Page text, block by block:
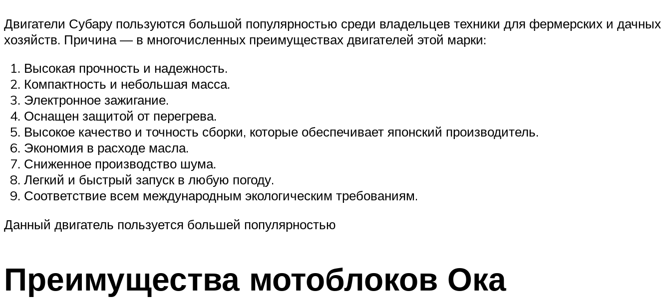
Двигатели Субару пользуются большой популярностью среди владельцев техники для фермерских и дачных
хозяйств. Причина — в многочисленных преимуществах двигателей этой марки:
Высокая прочность и надежность.
Компактность и небольшая масса.
Электронное зажигание.
Оснащен защитой от перегрева.
Высокое качество и точность сборки, которые обеспечивает японский производитель.
Экономия в расходе масла.
Сниженное производство шума.
Легкий и быстрый запуск в любую погоду.
Соответствие всем международным экологическим требованиям.
Данный двигатель пользуется большей популярностью
Преимущества мотоблоков Ока